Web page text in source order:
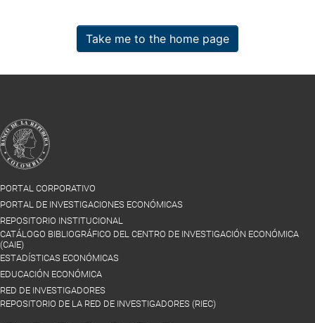
Take me to the home page
PORTAL CORPORATIVO
PORTAL DE INVESTIGACIONES ECONÓMICAS
REPOSITORIO INSTITUCIONAL
CATÁLOGO BIBLIOGRÁFICO DEL CENTRO DE INVESTIGACIÓN ECONÓMICA
(CAIE)
ESTADÍSTICAS ECONÓMICAS
EDUCACIÓN ECONÓMICA
RED DE INVESTIGADORES
REPOSITORIO DE LA RED DE INVESTIGADORES (RIEC)